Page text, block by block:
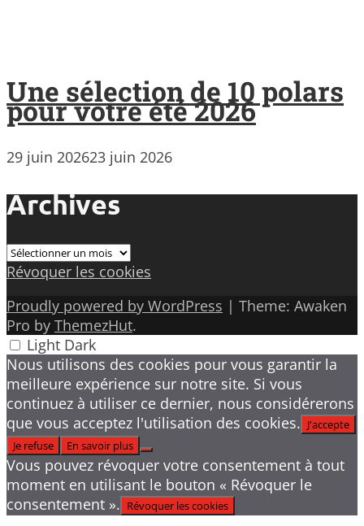
Une sélection de 10 polars
pour votre été 2026
29 juin 202623 juin 2026
Archives
Archives
Révoquer les cookies
Proudly powered by WordPress | Theme: Awaken
Pro by ThemezHut.
Light Dark
Nous utilisons des cookies pour vous garantir la
meilleure expérience sur notre site. Si vous
continuez à utiliser ce dernier, nous considérerons
que vous acceptez l'utilisation des cookies. J'accepte
Je refuse
En savoir plus
Vous pouvez révoquer votre consentement à tout
moment en utilisant le bouton « Révoquer le
consentement ». Révoquer les cookies